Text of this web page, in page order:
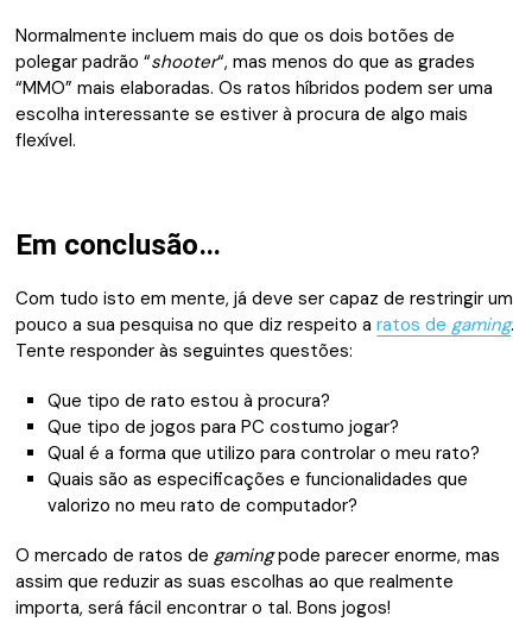
Normalmente incluem mais do que os dois botões de
polegar padrão “shooter“, mas menos do que as grades
“MMO” mais elaboradas. Os ratos híbridos podem ser uma
escolha interessante se estiver à procura de algo mais
flexível.
Em conclusão…
Com tudo isto em mente, já deve ser capaz de restringir um
pouco a sua pesquisa no que diz respeito aratos degaming.
Tente responder às seguintes questões:
Que tipo de rato estou à procura?
Que tipo de jogos para PC costumo jogar?
Qual é a forma que utilizo para controlar o meu rato?
Quais são as especificações e funcionalidades que
valorizo no meu rato de computador?
O mercado de ratos degamingpode parecer enorme, mas
assim que reduzir as suas escolhas ao que realmente
importa, será fácil encontrar o tal. Bons jogos!